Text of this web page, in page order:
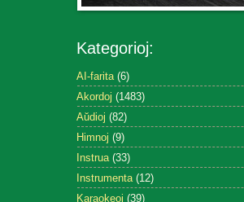
Kategorioj:
AI-farita (6)
Akordoj (1483)
Aŭdioj (82)
Himnoj (9)
Instrua (33)
Instrumenta (12)
Karaokeoj (39)